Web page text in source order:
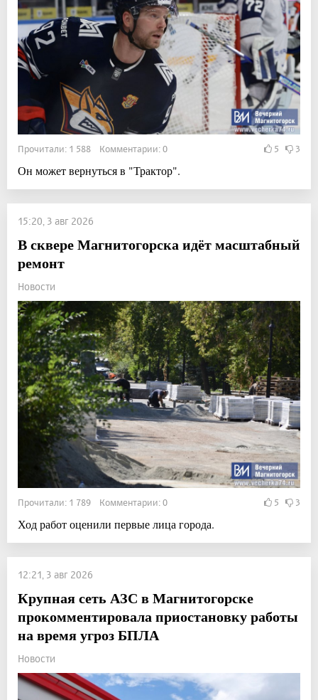
Прочитали: 1 588 Комментарии: 0 5 3
Он может вернуться в "Трактор".
15:20, 3 авг 2026
В сквере Магнитогорска идёт масштабный
ремонт
Новости
Прочитали: 1 789 Комментарии: 0 5 3
Ход работ оценили первые лица города.
12:21, 3 авг 2026
Крупная сеть АЗС в Магнитогорске
прокомментировала приостановку работы
на время угроз БПЛА
Новости